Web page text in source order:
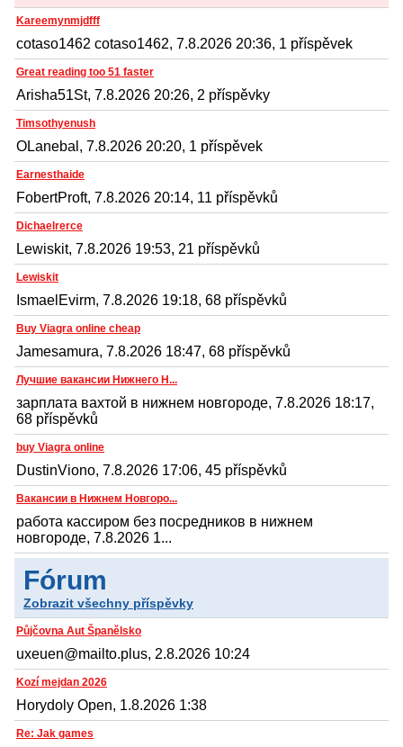
Kareemynmjdfff
cotaso1462 cotaso1462, 7.8.2026 20:36, 1 příspěvek
Great reading too 51 faster
Arisha51St, 7.8.2026 20:26, 2 příspěvky
Timsothyenush
OLanebal, 7.8.2026 20:20, 1 příspěvek
Earnesthaide
FobertProft, 7.8.2026 20:14, 11 příspěvků
Dichaelrerce
Lewiskit, 7.8.2026 19:53, 21 příspěvků
Lewiskit
IsmaelEvirm, 7.8.2026 19:18, 68 příspěvků
Buy Viagra online cheap
Jamesamura, 7.8.2026 18:47, 68 příspěvků
Лучшие вакансии Нижнего Н...
зарплата вахтой в нижнем новгороде, 7.8.2026 18:17,
68 příspěvků
buy Viagra online
DustinViono, 7.8.2026 17:06, 45 příspěvků
Вакансии в Нижнем Новгоро...
работа кассиром без посредников в нижнем
новгороде, 7.8.2026 1...
Fórum
Zobrazit všechny příspěvky
Půjčovna Aut Španělsko
uxeuen@mailto.plus, 2.8.2026 10:24
Kozí mejdan 2026
Horydoly Open, 1.8.2026 1:38
Re: Jak games